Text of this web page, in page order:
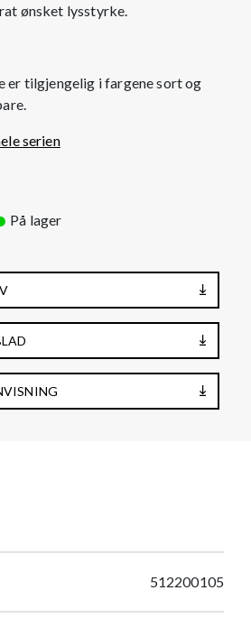
ønsket lysstyrke.
er tilgjengelig i fargene sort og
serien
På lager
512200105